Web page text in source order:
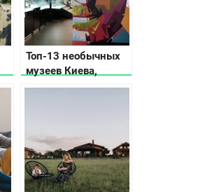
Топ-13 необычных
музеев Киева,
которые вас удивят